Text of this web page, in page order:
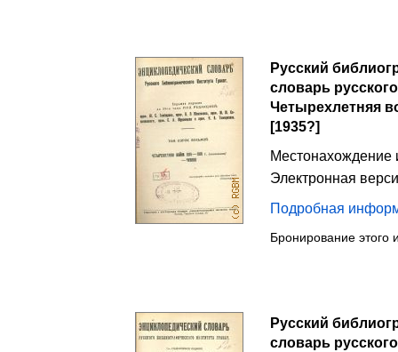
Русский
словарь
Четырехлетняя
[1935?]
Местонахождение
Электронная
Подробная
Бронирование этого
Русский
словарь